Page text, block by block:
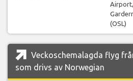
Airport,
(OSL)
Veckoschemalagda flyg
som drivs av Norwegian